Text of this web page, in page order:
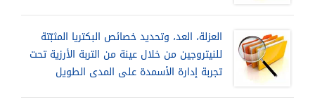
العزلة، العد، وتحديد خصائص البكتريا المثبّتة
للنيتروجين من خلال عينة من التربة الأرزية تحت
تجربة إدارة الأسمدة على المدى الطويل